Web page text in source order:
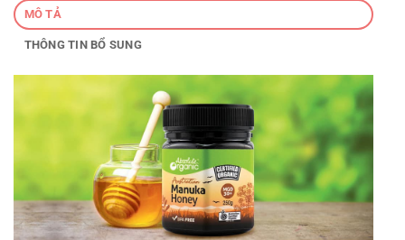
MÔ TẢ
THÔNG TIN BỔ SUNG